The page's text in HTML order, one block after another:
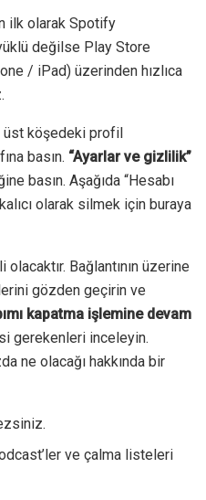
ilk olarak Spotify
değilse Play Store
/ iPad) üzerinden hızlıca
üst köşedeki profil
basın. “Ayarlar ve gizlilik”
basın. Aşağıda “Hesabı
olarak silmek için buraya
olacaktır. Bağlantının üzerine
gözden geçirin ve
kapatma işlemine devam
gerekenleri inceleyin.
ne olacağı hakkında bir
ve çalma listeleri